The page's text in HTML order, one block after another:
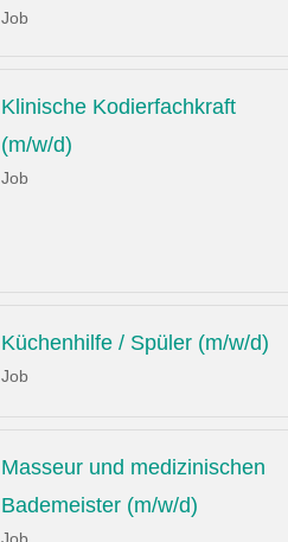
Job
Klinische Kodierfachkraft
(m/w/d)
Job
Küchenhilfe / Spüler (m/w/d)
Job
Masseur und medizinischen
Bademeister (m/w/d)